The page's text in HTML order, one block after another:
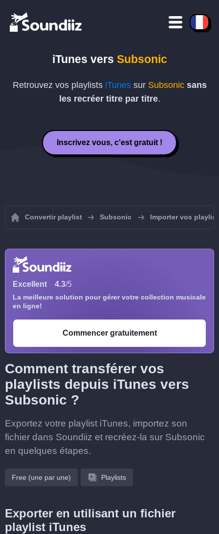
iTunes vers Subsonic
Retrouvez vos playlists iTunessur Subsonic sans
les recréer titre par titre.
Inscrivez vous, c'est gratuit !
Convertir playlist Subsonic Importer vos
Excellent 4.3/5
La meilleure solution pour gérer votre collection musicale
en ligne!
Commencer gratuitement
Comment transférer vos
playlists depuis iTunes vers
Subsonic ?
Exportez votre playlist iTunes, importez son
fichier dans Soundiiz et recréez-la sur Subsonic
en quelques étapes.
Free (une par une) Playlists
Exporter en utilisant un fichier
playlist iTunes